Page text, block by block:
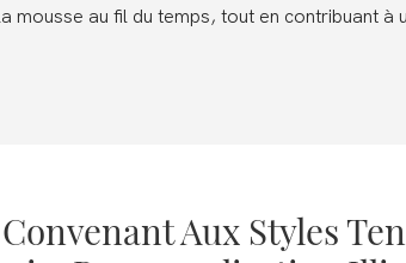
mousse au fil du temps, tout en contribuant à
Aux Styles